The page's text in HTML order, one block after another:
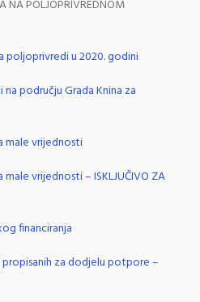
NA POLJOPRIVREDNOM
u 2020. godini
području Grada Knina za
male vrijednosti
vrijednosti – ISKLJUČIVO ZA
financiranja
za dodjelu potpore –